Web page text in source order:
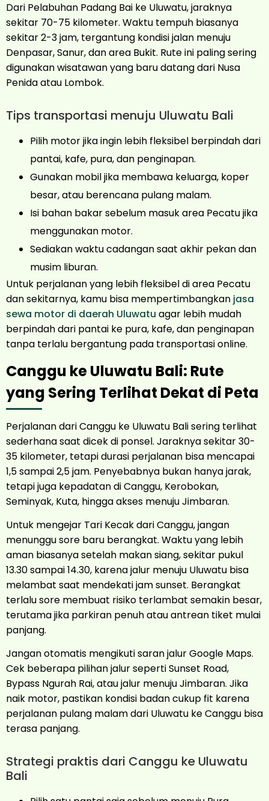
Dari Pelabuhan Padang Bai ke Uluwatu, jaraknya
sekitar 70-75 kilometer. Waktu tempuh biasanya
sekitar 2-3 jam, tergantung kondisi jalan menuju
Denpasar, Sanur, dan area Bukit. Rute ini paling sering
digunakan wisatawan yang baru datang dari Nusa
Penida atau Lombok.
Tips transportasi menuju Uluwatu Bali
Pilih motor jika ingin lebih fleksibel berpindah dari
pantai, kafe, pura, dan penginapan.
Gunakan mobil jika membawa keluarga, koper
besar, atau berencana pulang malam.
Isi bahan bakar sebelum masuk area Pecatu jika
menggunakan motor.
Sediakan waktu cadangan saat akhir pekan dan
musim liburan.
Untuk perjalanan yang lebih fleksibel di area Pecatu
dan sekitarnya, kamu bisa mempertimbangkan jasa
sewa motor di daerah Uluwatu agar lebih mudah
berpindah dari pantai ke pura, kafe, dan penginapan
tanpa terlalu bergantung pada transportasi online.
Canggu ke Uluwatu Bali: Rute
yang Sering Terlihat Dekat di Peta
Perjalanan dari Canggu ke Uluwatu Bali sering terlihat
sederhana saat dicek di ponsel. Jaraknya sekitar 30-
35 kilometer, tetapi durasi perjalanan bisa mencapai
1,5 sampai 2,5 jam. Penyebabnya bukan hanya jarak,
tetapi juga kepadatan di Canggu, Kerobokan,
Seminyak, Kuta, hingga akses menuju Jimbaran.
Untuk mengejar Tari Kecak dari Canggu, jangan
menunggu sore baru berangkat. Waktu yang lebih
aman biasanya setelah makan siang, sekitar pukul
13.30 sampai 14.30, karena jalur menuju Uluwatu bisa
melambat saat mendekati jam sunset. Berangkat
terlalu sore membuat risiko terlambat semakin besar,
terutama jika parkiran penuh atau antrean tiket mulai
panjang.
Jangan otomatis mengikuti saran jalur Google Maps.
Cek beberapa pilihan jalur seperti Sunset Road,
Bypass Ngurah Rai, atau jalur menuju Jimbaran. Jika
naik motor, pastikan kondisi badan cukup fit karena
perjalanan pulang malam dari Uluwatu ke Canggu bisa
terasa panjang.
Strategi praktis dari Canggu ke Uluwatu
Bali